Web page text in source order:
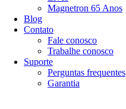
Magnetron 65 Anos
Blog
Contato
Fale conosco
Trabalhe conosco
Suporte
Perguntas frequentes
Garantia